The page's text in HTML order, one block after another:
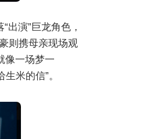
演”巨龙角色，
则携母亲现场观
像一场梦一
米的信”。